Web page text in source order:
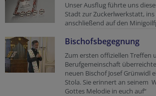
Unser Ausflug führte uns
Stadt zur Zuckerlwerkstatt,
anschließend auf den
Bischofsbegegnung
Zum ersten offiziellen Treffen
Berufgemeinschaft
neuen Bischof Josef Grünwidl
Stola. Sie erinnert an seinem
Gottes Melodie in euch auf“